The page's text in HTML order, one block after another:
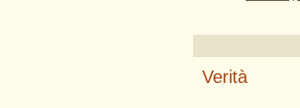
Verità